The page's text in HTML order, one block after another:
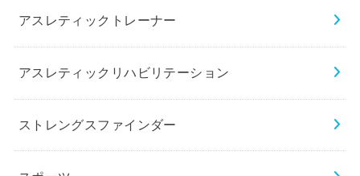
アスレティックトレーナー
アスレティックリハビリテーション
ストレングスファインダー